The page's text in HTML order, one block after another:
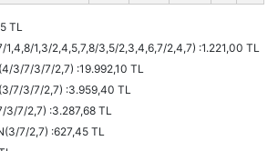
TL
1,4,8/1,3/2,4,5,7,8/3,5/2,3,4,6,7/2,4,7) :1.221,00 TL
3/7/3/7/2,7) :19.992,10 TL
7/3/7/2,7) :3.959,40 TL
3/7/2,7) :3.287,68 TL
7/2,7) :627,45 TL